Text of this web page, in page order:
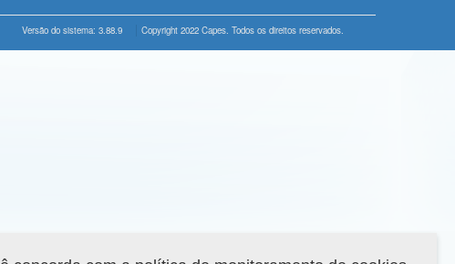
Versão do sistema: 3.88.9 Copyright 2022 Capes. Todos os direitos reservados.